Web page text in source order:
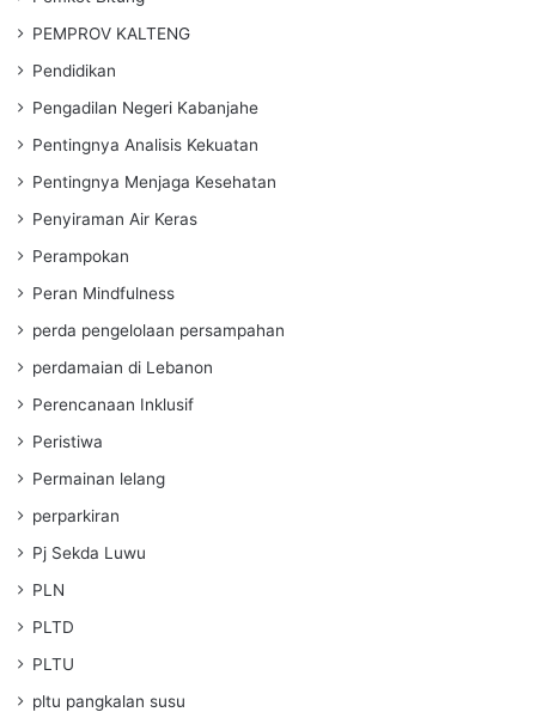
PEMPROV KALTENG
Pendidikan
Pengadilan Negeri Kabanjahe
Pentingnya Analisis Kekuatan
Pentingnya Menjaga Kesehatan
Penyiraman Air Keras
Perampokan
Peran Mindfulness
perda pengelolaan persampahan
perdamaian di Lebanon
Perencanaan Inklusif
Peristiwa
Permainan lelang
perparkiran
Pj Sekda Luwu
PLN
PLTD
PLTU
pltu pangkalan susu